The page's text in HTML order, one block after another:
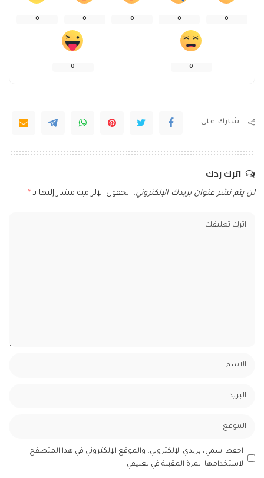
0
0
0
0
0
0
0
شارك على
اترك ردك
لن يتم نشر عنوان بريدك الإلكتروني. الحقول الإلزامية مشار إليها بـ *
احفظ اسمي، بريدي الإلكتروني، والموقع الإلكتروني في هذا المتصفح
لاستخدامها المرة المقبلة في تعليقي.